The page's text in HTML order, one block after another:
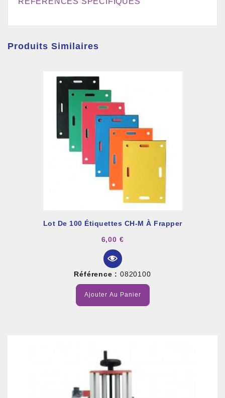
Produits Similaires
Lot De 100 Étiquettes CH-M À Frapper
6,00 €
Référence : 0820100
Ajouter Au Panier